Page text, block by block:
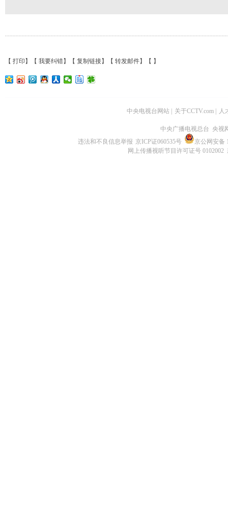
【 打印 】【 我要纠错】【 复制链接】【 转发邮件】【 】
中央电视台网站 关于CCTV.com 人
中央广播电视总台 央视
违法和不良信息举报 京ICP证060535号
京公网安备
网上传播视听节目许可证号 0102002